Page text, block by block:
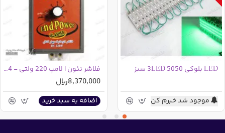
LED بلوکی 5050 3LED سبز
موجود شد خبرم کن
فلاشر نئون | لامپ 220 ولتی - 4 کانال
8,370,000ریال
اضافه به سبد خرید